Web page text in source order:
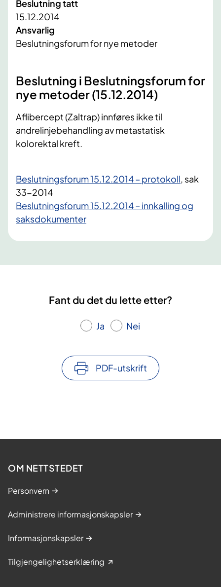
Beslutning tatt
15.12.2014
Ansvarlig
Beslutningsforum for nye metoder
Beslutning i Beslutningsforum for
nye metoder (15.12.2014)
​Aflibercept (Zaltrap) innføres ikke til
andrelinjebehandling av metastatisk
kolorektal kreft.
Beslutningsforum 15.12.2014 – protokoll , sak
33-2014
Beslutningsforum 15.12.2014 – innkalling og
saksdokumenter
Fant du det du lette etter?
Ja Nei
PDF-utskrift
OM NETTSTEDET
Personvern
Administrere informasjonskapsler
Informasjonskapsler
Tilgjengelighetserklæring